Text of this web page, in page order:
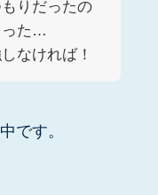
りだったの
った…
なければ！
です。